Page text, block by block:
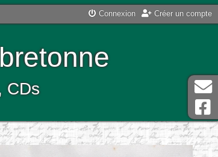
Connexion Créer un compte
CDs